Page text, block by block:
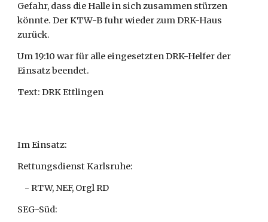
Gefahr, dass die Halle in sich zusammen stürzen
könnte. Der KTW-B fuhr wieder zum DRK-Haus
zurück.
Um 19:10 war für alle eingesetzten DRK-Helfer der
Einsatz beendet.
Text: DRK Ettlingen
Im Einsatz:
Rettungsdienst Karlsruhe:
    - RTW, NEF, Orgl RD
SEG-Süd: